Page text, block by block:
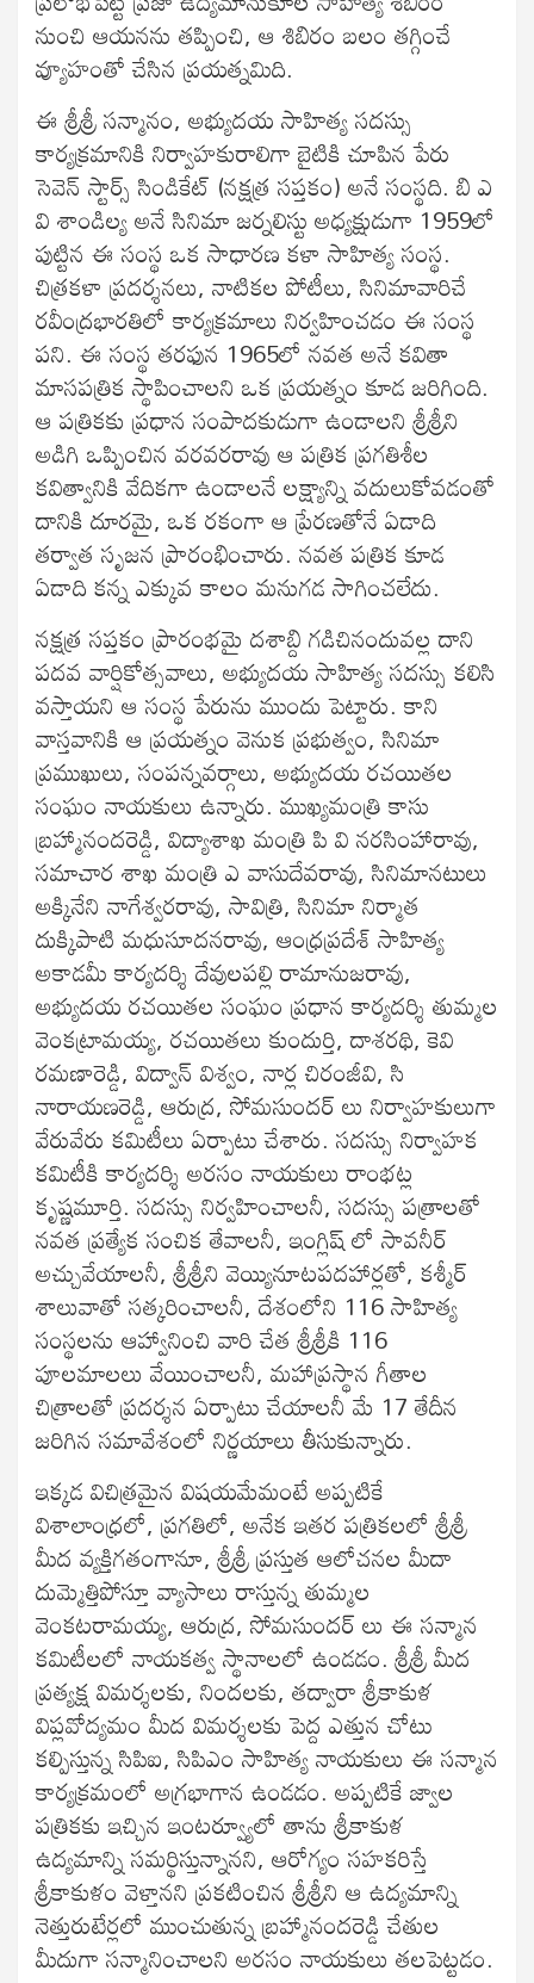
నుంచి ఆయనను తప్పించి, ఆ శిబిరం బలం తగ్గించే
వ్యూహంతో చేసిన ప్రయత్నమిది.
ఈ శ్రీశ్రీ సన్మానం, అభ్యుదయ సాహిత్య సదస్సు
కార్యక్రమానికి నిర్వాహకురాలిగా బైటికి చూపిన పేరు
సెవెన్ స్టార్స్ సిండికేట్ (నక్షత్ర సప్తకం) అనే సంస్థది. బి ఎ
వి శాండిల్య అనే సినిమా జర్నలిస్టు అధ్యక్షుడుగా 1959లో
పుట్టిన ఈ సంస్థ ఒక సాధారణ కళా సాహిత్య సంస్థ.
చిత్రకళా ప్రదర్శనలు, నాటికల పోటీలు, సినిమావారిచే
రవీంద్రభారతిలో కార్యక్రమాలు నిర్వహించడం ఈ సంస్థ
పని. ఈ సంస్థ తరఫున 1965లో నవత అనే కవితా
మాసపత్రిక స్థాపించాలని ఒక ప్రయత్నం కూడ జరిగింది.
ఆ పత్రికకు ప్రధాన సంపాదకుడుగా ఉండాలని శ్రీశ్రీని
అడిగి ఒప్పించిన వరవరరావు ఆ పత్రిక ప్రగతిశీల
కవిత్వానికి వేదికగా ఉండాలనే లక్ష్యాన్ని వదులుకోవడంతో
దానికి దూరమై, ఒక రకంగా ఆ ప్రేరణతోనే ఏడాది
తర్వాత సృజన ప్రారంభించారు. నవత పత్రిక కూడ
ఏడాది కన్న ఎక్కువ కాలం మనుగడ సాగించలేదు.
నక్షత్ర సప్తకం ప్రారంభమై దశాబ్ది గడిచినందువల్ల దాని
పదవ వార్షికోత్సవాలు, అభ్యుదయ సాహిత్య సదస్సు కలిసి
వస్తాయని ఆ సంస్థ పేరును ముందు పెట్టారు. కాని
వాస్తవానికి ఆ ప్రయత్నం వెనుక ప్రభుత్వం, సినిమా
ప్రముఖులు, సంపన్నవర్గాలు, అభ్యుదయ రచయితల
సంఘం నాయకులు ఉన్నారు. ముఖ్యమంత్రి కాసు
బ్రహ్మానందరెడ్డి, విద్యాశాఖ మంత్రి పి వి నరసింహారావు,
సమాచార శాఖ మంత్రి ఎ వాసుదేవరావు, సినిమానటులు
అక్కినేని నాగేశ్వరరావు, సావిత్రి, సినిమా నిర్మాత
దుక్కిపాటి మధుసూదనరావు, ఆంధ్రప్రదేశ్ సాహిత్య
అకాడమీ కార్యదర్శి దేవులపల్లి రామానుజరావు,
అభ్యుదయ రచయితల సంఘం ప్రధాన కార్యదర్శి తుమ్మల
వెంకట్రామయ్య, రచయితలు కుందుర్తి, దాశరథి, కెవి
రమణారెడ్డి, విద్వాన్ విశ్వం, నార్ల చిరంజీవి, సి
నారాయణరెడ్డి, ఆరుద్ర, సోమసుందర్ లు నిర్వాహకులుగా
వేరువేరు కమిటీలు ఏర్పాటు చేశారు. సదస్సు నిర్వాహక
కమిటీకి కార్యదర్శి అరసం నాయకులు రాంభట్ల
కృష్ణమూర్తి. సదస్సు నిర్వహించాలనీ, సదస్సు పత్రాలతో
నవత ప్రత్యేక సంచిక తేవాలనీ, ఇంగ్లిష్ లో సావనీర్
అచ్చువేయాలనీ, శ్రీశ్రీని వెయ్యినూటపదహార్లతో, కశ్మీర్
శాలువాతో సత్కరించాలనీ, దేశంలోని 116 సాహిత్య
సంస్థలను ఆహ్వానించి వారి చేత శ్రీశ్రీకి 116
పూలమాలలు వేయించాలనీ, మహాప్రస్థాన గీతాల
చిత్రాలతో ప్రదర్శన ఏర్పాటు చేయాలనీ మే 17 తేదీన
జరిగిన సమావేశంలో నిర్ణయాలు తీసుకున్నారు.
ఇక్కడ విచిత్రమైన విషయమేమంటే అప్పటికే
విశాలాంధ్రలో, ప్రగతిలో, అనేక ఇతర పత్రికలలో శ్రీశ్రీ
మీద వ్యక్తిగతంగానూ, శ్రీశ్రీ ప్రస్తుత ఆలోచనల మీదా
దుమ్మెత్తిపోస్తూ వ్యాసాలు రాస్తున్న తుమ్మల
వెంకటరామయ్య, ఆరుద్ర, సోమసుందర్ లు ఈ సన్మాన
కమిటీలలో నాయకత్వ స్థానాలలో ఉండడం. శ్రీశ్రీ మీద
ప్రత్యక్ష విమర్శలకు, నిందలకు, తద్వారా శ్రీకాకుళ
విప్లవోద్యమం మీద విమర్శలకు పెద్ద ఎత్తున చోటు
కల్పిస్తున్న సిపిఐ, సిపిఎం సాహిత్య నాయకులు ఈ సన్మాన
కార్యక్రమంలో అగ్రభాగాన ఉండడం. అప్పటికే జ్వాల
పత్రికకు ఇచ్చిన ఇంటర్వ్యూలో తాను శ్రీకాకుళ
ఉద్యమాన్ని సమర్థిస్తున్నానని, ఆరోగ్యం సహకరిస్తే
శ్రీకాకుళం వెళ్తానని ప్రకటించిన శ్రీశ్రీని ఆ ఉద్యమాన్ని
నెత్తురుటేర్లలో ముంచుతున్న బ్రహ్మానందరెడ్డి చేతుల
మీదుగా సన్మానించాలని అరసం నాయకులు తలపెట్టడం.